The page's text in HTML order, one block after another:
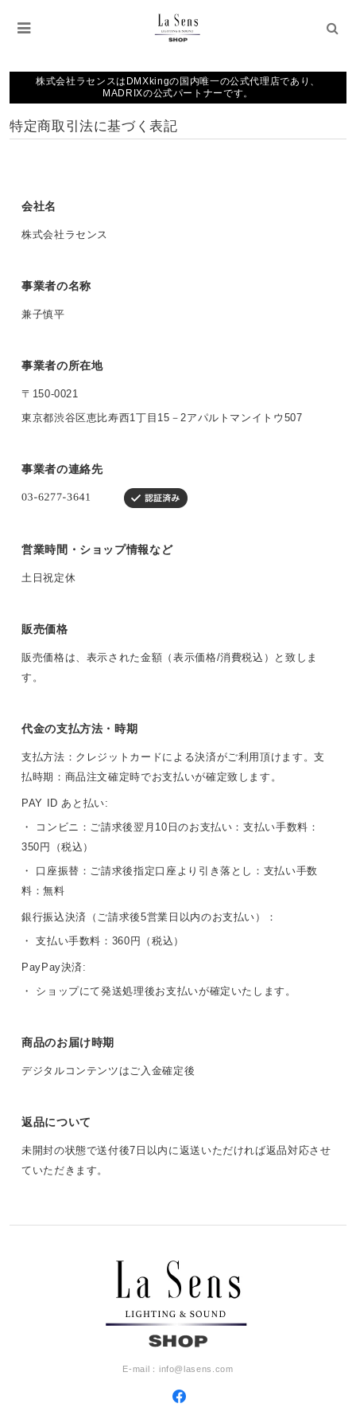
株式会社ラセンスはDMXkingの国内唯一の公式代理店であり、
MADRIXの公式パートナーです。
特定商取引法に基づく表記
会社名
株式会社ラセンス
事業者の名称
兼子慎平
事業者の所在地
〒150-0021
東京都渋谷区恵比寿西1丁目15－2アパルトマンイトウ507
事業者の連絡先
営業時間・ショップ情報など
土日祝定休
販売価格
販売価格は、表示された金額（表示価格/消費税込）と致しま
す。
代金の支払方法・時期
支払方法：クレジットカードによる決済がご利用頂けます。支
払時期：商品注文確定時でお支払いが確定致します。
PAY ID あと払い:
・ コンビニ：ご請求後翌月10日のお支払い：支払い手数料：
350円（税込）
・ 口座振替：ご請求後指定口座より引き落とし：支払い手数
料：無料
銀行振込決済（ご請求後5営業日以内のお支払い）：
・ 支払い手数料：360円（税込）
PayPay決済:
・ ショップにて発送処理後お支払いが確定いたします。
商品のお届け時期
デジタルコンテンツはご入金確定後
返品について
未開封の状態で送付後7日以内に返送いただければ返品対応させ
ていただきます。
E-mail： info@lasens.com